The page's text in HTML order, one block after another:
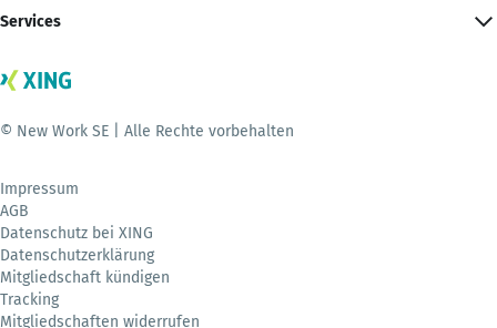
Services
© New Work SE | Alle Rechte vorbehalten
Impressum
AGB
Datenschutz bei XING
Datenschutzerklärung
Mitgliedschaft kündigen
Tracking
Mitgliedschaften widerrufen